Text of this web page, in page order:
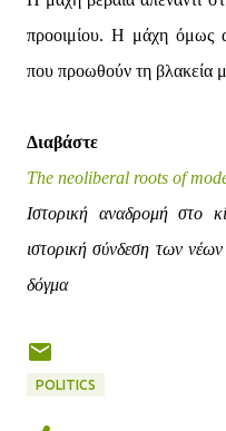
προοιμίου. Η μάχη όμως
που προωθούν τη βλακεία
Διαβάστε
The neoliberal roots of
Ιστορική αναδρομή στο
ιστορική σύνδεση των
δόγμα
POLITICS